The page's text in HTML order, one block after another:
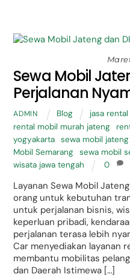
Sewa Mobil
Perjalanan
ADMIN Blog jasa
rental mobil murah jateng
yogyakarta
sewa mobil
Mobil Semarang
sewa mobil
wisata jawa tengah
0
Layanan Sewa Mobil
orang untuk kebutuhan
untuk perjalanan bisnis,
keperluan pribadi,
perjalanan terasa lebih
Car menyediakan layanan
membantu mobilitas
dan Daerah Istimewa […]